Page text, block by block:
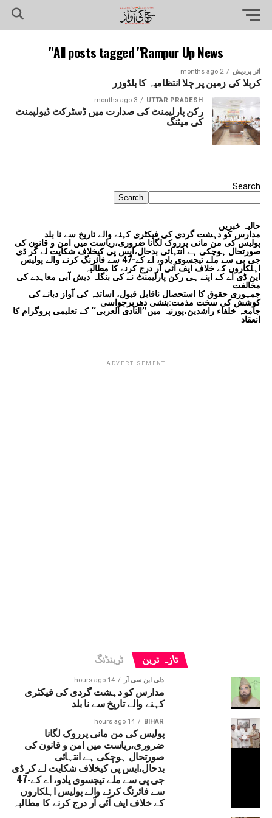
All posts tagged "Rampur Up News"
اتر پردیش 2 months ago
کربلا کی زمین پر چلا انتظامیہ کا بلڈوزر
UTTAR PRADESH
3 months ago
رکن پارلیمنٹ کی صدارت میں ڈسٹرکٹ ڈیولپمنٹ
کی میٹنگ
Search
Search
حالیہ خبریں
مدارس کو دہشت گردی کی فیکٹری کہنے والے تاریخ سے نا بلد
پولیس کی من مانی پرروک لگانا ضروری،ریاست میں امن و قانون کی
صورتحال ہوچکی ہے انتہائی بدحال،ایس پی کیخلاف شکایت لے کر ڈی
جی پی سے ملے تیجسوی یادو، اے کے-47 سے فائرنگ کرنے والے پولیس
اہلکاروں کے خلاف ایف آئی آر درج کرنے کا مطالبہ
این ڈی اے کے اپنے ہی رکن پارلیمنٹ نے کی بنگلہ دیش آبی معاہدے کی
مخالفت
جمہوری حقوق کا استحصال ناقابل قبول، اساتذہ کی آواز دبانے کی
کوشش کی سخت مذمت:بنشی دھربرجواسی
جامعہ خلفاء راشدین،پورنیہ میں’’النادی العربی‘‘ کے تعلیمی پروگرام کا
انعقاد
ADVERTISEMENT
تازہ ترین ٹرینڈنگ
دلی این سی آر 14 hours ago
مدارس کو دہشت گردی کی فیکٹری
کہنے والے تاریخ سے نا بلد
BIHAR
14 hours ago
پولیس کی من مانی پرروک لگانا
ضروری،ریاست میں امن و قانون کی
صورتحال ہوچکی ہے انتہائی
بدحال،ایس پی کیخلاف شکایت لے کر ڈی
جی پی سے ملے تیجسوی یادو، اے کے-47
سے فائرنگ کرنے والے پولیس اہلکاروں
کے خلاف ایف آئی آر درج کرنے کا مطالبہ